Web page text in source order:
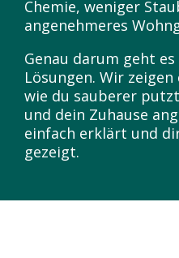
Chemie, weniger
angenehmeres
Genau darum geht
Lösungen. Wir
wie du sauberer
und dein Zuhause
einfach erklärt und
gezeigt.